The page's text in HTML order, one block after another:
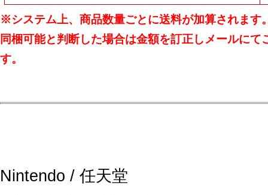
※システム上、商品数量ごとに送料が加算されます
同梱可能と判断した場合は金額を訂正しメールにて
す。
Nintendo / 任天堂